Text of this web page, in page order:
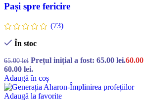
Pași spre fericire
(73)
În stoc
65.00lei Prețul inițial a fost: 65.00 lei.60.00
60.00 lei.
Adaugă în coș
Adaugă la favorite